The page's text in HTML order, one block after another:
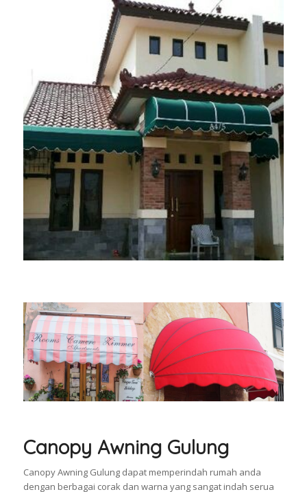
Canopy Awning Gulung
Canopy Awning Gulung dapat memperindah rumah anda
dengan berbagai corak dan warna yang sangat indah serua